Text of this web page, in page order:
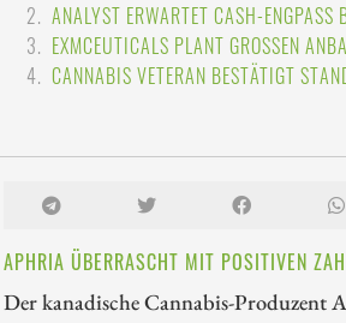
ANALYST ERWARTET CASH-ENGPASS
EXMCEUTICALS PLANT GROSSEN
CANNABIS VETERAN BESTÄTIGT
APHRIA ÜBERRASCHT MIT POSITIVEN
Der kanadische Cannabis-Produzent